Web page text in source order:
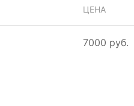
ЦЕНА
7000 руб.